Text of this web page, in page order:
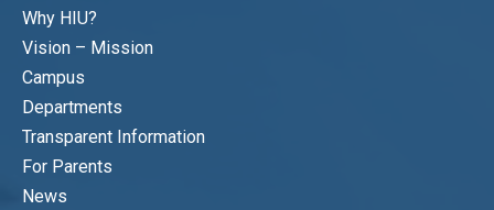
Why HIU?
Vision – Mission
Campus
Departments
Transparent Information
For Parents
News